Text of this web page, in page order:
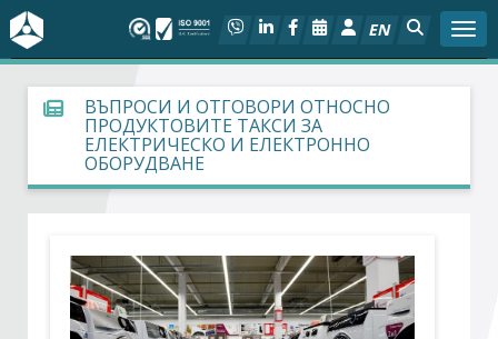
EN
За БСК
На фокус
Актуално
Социален диалог
Дейности
ВЪПРОСИ И ОТГОВОРИ ОТНОСНО
ПРОДУКТОВИТЕ ТАКСИ ЗА
ЕЛЕКТРИЧЕСКО И ЕЛЕКТРОННО
ОБОРУДВАНЕ